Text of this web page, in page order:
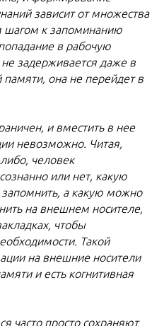
зависит от множества
шагом к запоминанию
в рабочую
задерживается даже в
она не перейдет в
и вместить в нее
невозможно. Читая,
человек
или нет, какую
а какую можно
на внешнем носителе,
чтобы
Такой
на внешние носители
и есть когнитивная
часто просто сохраняют